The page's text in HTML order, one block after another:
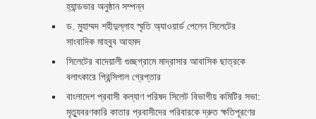
হ্যান্ডভার অনুষ্ঠান সম্পন্ন
ড. মুহাম্মদ শহীদুল্লাহ স্মৃতি অ্যাওয়ার্ড পেলেন সিলেটের
সাংবাদিক মাহবুব আহমদ
সিলেটের বাদেয়ালী গুচ্ছগ্রামে মাদ্রাসার আবাসিক ছাত্রকে
বলাৎকারে প্রিন্সিপাল গ্রেপ্তার ‎
বাংলাদেশ প্রবাসী কল্যাণ পরিষদ সিলেট বিভাগীয় কমিটির সভা:
মৃত্যুবরণকারি কাতার প্রবাসীদের পরিবারকে দ্রুত ক্ষতিপূরণের